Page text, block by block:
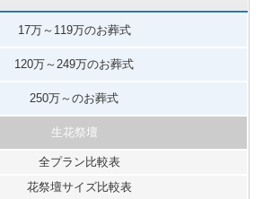
17万～119万のお葬式
120万～249万のお葬式
250万～のお葬式
生花祭壇
全プラン比較表
花祭壇サイズ比較表